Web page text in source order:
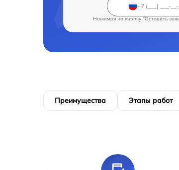
Нажимая на кнопку "Оставить
Преимущества Этапы работ